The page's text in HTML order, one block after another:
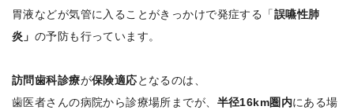
胃液などが気管に入ることがきっかけで発症する「誤嚥性肺
炎」 の予防も行っています。
訪問歯科診療が保険適応となるのは、
歯医者さんの病院から診療場所までが、 半径16km圏内にある場